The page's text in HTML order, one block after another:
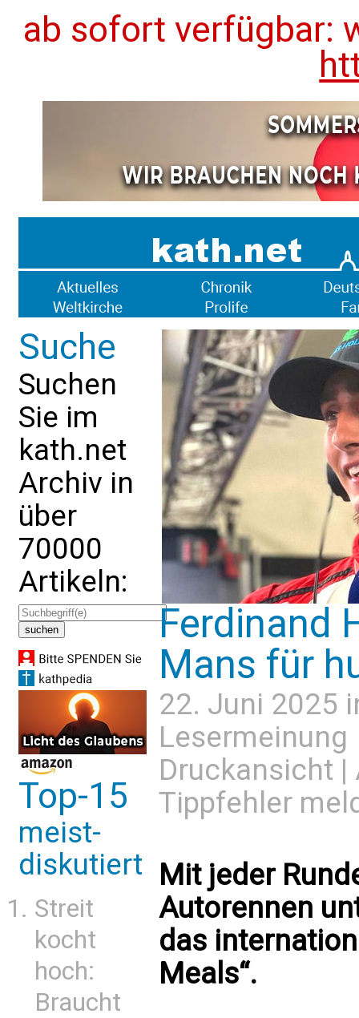
ab sofort verfügbar:
Suche
Suchen
Sie im
kath.net
Archiv in
über
70000
Artikeln:
Top-15
meist-
diskutiert
Streit
kocht
hoch:
Braucht
Ferdinand
Mans für
22. Juni 2025
Lesermeinung
Druckansicht |
Tippfehler
Mit jeder
Autorennen
das
Meals“.